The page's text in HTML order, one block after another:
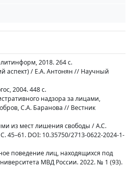
2018. 264 с.
аспект) / Е.А. Антонян // Научный
2004. 448 с.
надзора за лицами,
С.А. Баранова // Вестник
из мест лишения свободы / А.С.
45–61. DOI: 10.35750/2713-0622-2024-1-
поведение лиц, находящихся под
МВД России. 2022. № 1 (93).